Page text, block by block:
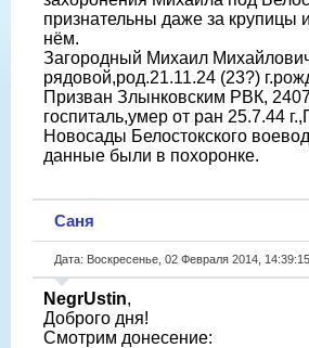
признательны даже за крупицы
нём.
Загородный Михаил
рядовой,род.21.11.24 (23?)
Призван Злынковским РВК,
госпиталь,умер от ран 25.7.44
Новосады Белостокского
данные были в похоронке.
Саня
Дата: Воскресенье, 02 Февраля 2014,
NegrUstin,
Доброго дня!
Смотрим донесение: